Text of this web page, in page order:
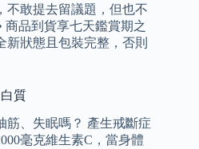
不敢提去留議題，但也不
商品到貨享七天鑑賞期之
新狀態且包裝完整，否則
質
筋、失眠嗎？ 產生戒斷症
毫克維生素C，當身體